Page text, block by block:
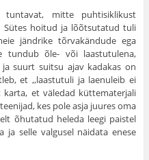
mitte puhtisiklikust
Sütes hoitud ja lõõtsutatud tuli
jändrike tõrvakändude ega
tundub õle- või laastutulena,
suurt suitsu ajav kadakas on
et ,,laastutuli ja laenuleib ei
et väledad küttematerjali
kes pole asja juures oma
õhutatud heleda leegi pais­tel
ja selle valgusel näidata enese